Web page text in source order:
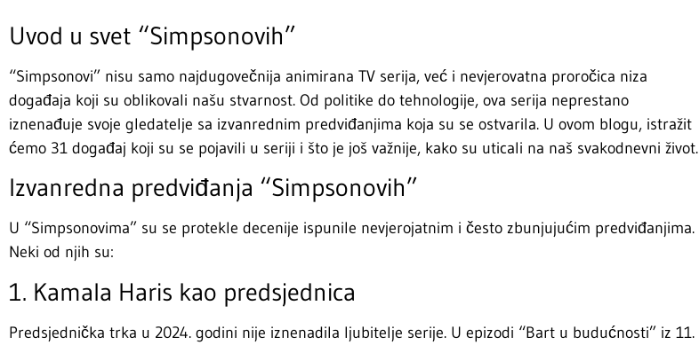
Uvod u svet “Simpsonovih”
“Simpsonovi” nisu samo najdugovečnija animirana TV serija, već i nevjerovatna proročica niza
događaja koji su oblikovali našu stvarnost. Od politike do tehnologije, ova serija neprestano
iznenađuje svoje gledatelje sa izvanrednim predviđanjima koja su se ostvarila. U ovom blogu, istražit
ćemo 31 događaj koji su se pojavili u seriji i što je još važnije, kako su uticali na naš svakodnevni život.
Izvanredna predviđanja “Simpsonovih”
U “Simpsonovima” su se protekle decenije ispunile nevjerojatnim i često zbunjujućim predviđanjima.
Neki od njih su:
1. Kamala Haris kao predsjednica
Predsjednička trka u 2024. godini nije iznenadila ljubitelje serije. U epizodi “Bart u budućnosti” iz 11.